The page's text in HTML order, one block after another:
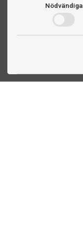
Nödvändiga